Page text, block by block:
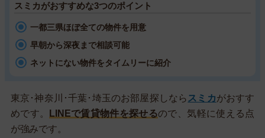
スミカがおすすめな3つのポイント
一都三県ほぼ全ての物件を用意
早朝から深夜まで相談可能
ネットにない物件をタイムリーに紹介
東京･神奈川･千葉･埼玉のお部屋探しならスミカがおすす
めです。
LINEで賃貸物件を探せるので、気軽に使える点
が強みです。